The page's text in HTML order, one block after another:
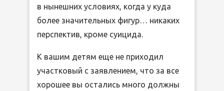
в нынешних условиях, когда у куда
более значительных фигур… никаких
перспектив, кроме суицида.
К вашим детям еще не приходил
участковый с заявлением, что за все
хорошее вы остались много должны